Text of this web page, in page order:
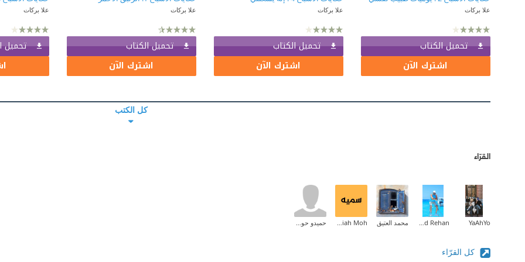
علا بركات
تحميل الكتاب
اشترك الآن
علا بركات
تحميل الكتاب
اشترك الآن
علا بركات
تحميل الكتاب
اشترك الآن
علا بركات
تحميل
كل الكتب
القرّاء
YaAhYo محمد العتيق
كل القرّاء